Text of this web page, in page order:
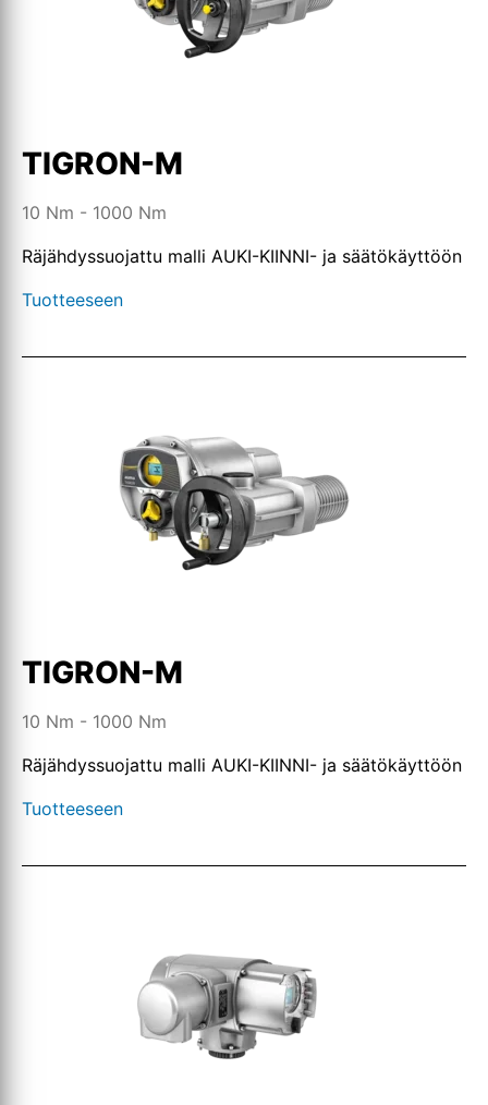
TIGRON-M
10 Nm - 1000 Nm
Räjähdyssuojattu malli AUKI-KIINNI- ja säätökäyttöön
Tuotteeseen
TIGRON-M
10 Nm - 1000 Nm
Räjähdyssuojattu malli AUKI-KIINNI- ja säätökäyttöön
Tuotteeseen